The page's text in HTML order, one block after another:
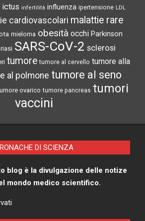
ictus infertilità influenza ipertensione LDL
cardiovascolari malattie rare
mieloma obesità occhi Parkinson
SARS-CoV-2 sclerosi
tumore tumore al cervello tumore alla
al polmone tumore al seno
ovarico tumore pancreas tumori
vaccini
DI SCIENZA
blog è la divulgazione delle notize
mondo medico scientifico.